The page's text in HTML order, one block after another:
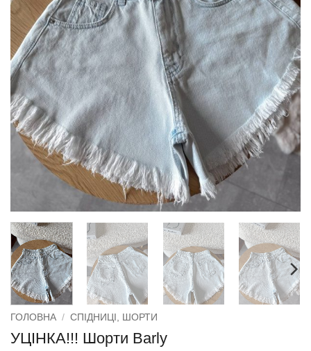
ГОЛОВНА / СПІДНИЦІ, ШОРТИ
УЦІНКА!!! Шорти Barly